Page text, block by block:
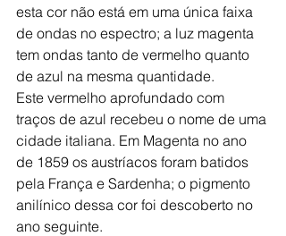
esta cor não está em uma única faixa
de ondas no espectro; a luz magenta
tem ondas tanto de vermelho quanto
de azul na mesma quantidade.
Este vermelho aprofundado com
traços de azul recebeu o nome de uma
cidade italiana. Em Magenta no ano
de 1859 os austríacos foram batidos
pela França e Sardenha; o pigmento
anilínico dessa cor foi descoberto no
ano seguinte.